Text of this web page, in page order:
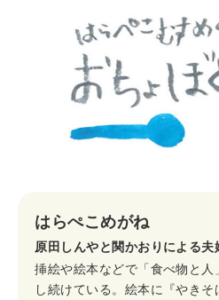
はらぺこめがね
原田しんやと関かおりによる夫
挿絵や絵本などで「食べ物と
し続けている。絵本に『やき